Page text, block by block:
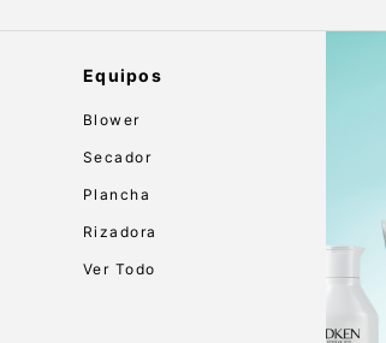
Equipos
Blower
Secador
Plancha
Rizadora
Ver Todo